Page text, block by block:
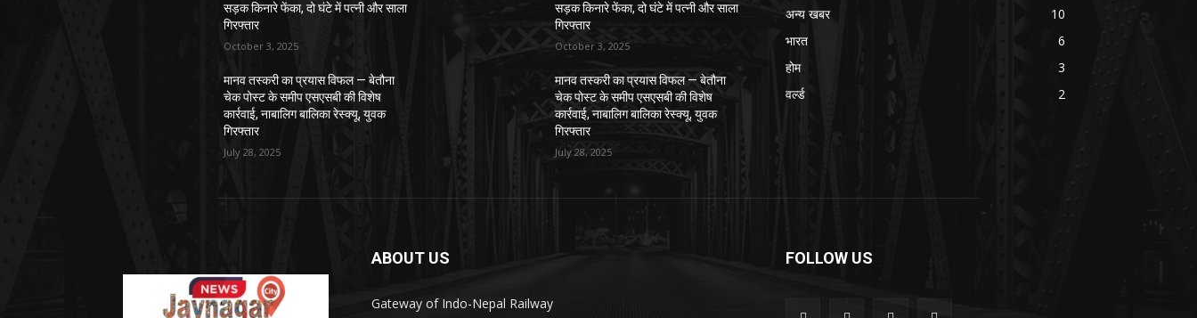
सड़क किनारे फेंका, दो घंटे में पत्नी और साला
गिरफ्तार
October 3, 2025
मानव तस्करी का प्रयास विफल — बेतौना
चेक पोस्ट के समीप एसएसबी की विशेष
कार्रवाई, नाबालिग बालिका रेस्क्यू, युवक
गिरफ्तार
July 28, 2025
सड़क किनारे फेंका, दो घंटे में पत्नी और साला
गिरफ्तार
October 3, 2025
मानव तस्करी का प्रयास विफल — बेतौना
चेक पोस्ट के समीप एसएसबी की विशेष
कार्रवाई, नाबालिग बालिका रेस्क्यू, युवक
गिरफ्तार
July 28, 2025
अन्य खबर
10
भारत
6
होम
3
वर्ल्ड
2
ABOUT US
Gateway of Indo-Nepal Railway
FOLLOW US